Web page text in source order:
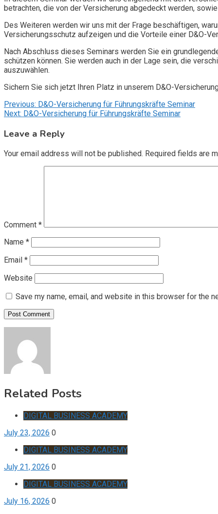
betrachten, die von der Versicherung abgedeckt werden,
Des Weiteren werden wir uns mit der Frage beschäftigen,
Versicherungsschutz aufzeigen und die Vorteile einer D&O-
Nach Abschluss dieses Seminars werden Sie ein
schützen können. Sie werden auch in der Lage sein, die
auszuwählen.
Sichern Sie sich jetzt Ihren Platz in unserem D&O-
Post
navigation
Previous: D&O-Versicherung für Führungskräfte Seminar
Next: D&O-Versicherung für Führungskräfte Seminar
Leave a Reply
Your email address will not be published. Required fields are
Comment *
Name *
Email *
Website
Save my name, email, and website in this browser for the
Related Posts
DIGITAL BUSINESS ACADEMY
July 23, 2026 0
DIGITAL BUSINESS ACADEMY
July 21, 2026 0
DIGITAL BUSINESS ACADEMY
July 16, 2026 0